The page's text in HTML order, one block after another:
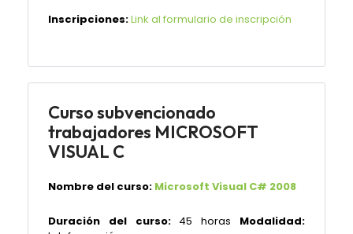
Inscripciones:Link al formulario de inscripción
Curso subvencionado
trabajadores MICROSOFT
VISUAL C
Nombre del curso: Microsoft Visual C# 2008
Duración del curso:45 horas Modalidad: